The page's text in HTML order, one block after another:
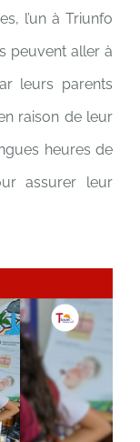
l’un à Triunfo
peuvent aller à
leurs parents
raison de leur
heures de
assurer leur